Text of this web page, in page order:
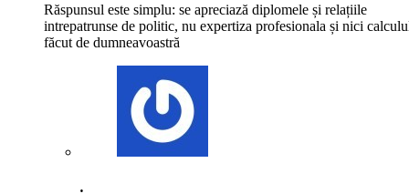
Răspunsul este simplu: se apreciază diplomele și relațiile
intrepatrunse de politic, nu expertiza profesionala și nici
făcut de dumneavoastră
.